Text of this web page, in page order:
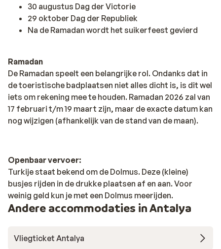
30 augustus Dag der Victorie
29 oktober Dag der Republiek
Na de Ramadan wordt het suikerfeest gevierd
Ramadan
De Ramadan speelt een belangrijke rol. Ondanks dat in
de toeristische badplaatsen niet alles dicht is, is dit wel
iets om rekening mee te houden. Ramadan 2026 zal van
17 februari t/m 19 maart zijn, maar de exacte datum kan
nog wijzigen (afhankelijk van de stand van de maan).
Openbaar vervoer:
Turkije staat bekend om de Dolmus. Deze (kleine)
busjes rijden in de drukke plaatsen af en aan. Voor
weinig geld kun je met een Dolmus meerijden.
Andere accommodaties in Antalya
Vliegticket Antalya